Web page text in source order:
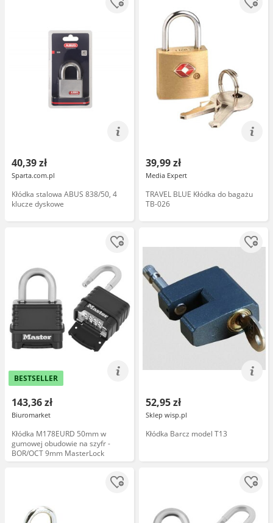
40,39 zł
Sparta.com.pl
Kłódka stalowa ABUS 838/50, 4
klucze dyskowe
39,99 zł
Media Expert
TRAVEL BLUE Kłódka do bagażu
TB-026
BESTSELLER
143,36 zł
Biuromarket
Kłódka M178EURD 50mm w
gumowej obudowie na szyfr -
BOR/OCT 9mm MasterLock
52,95 zł
Sklep wisp.pl
Kłódka Barcz model T13